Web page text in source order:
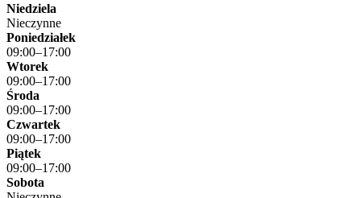
Niedziela
Nieczynne
Poniedziałek
09:00–17:00
Wtorek
09:00–17:00
Środa
09:00–17:00
Czwartek
09:00–17:00
Piątek
09:00–17:00
Sobota